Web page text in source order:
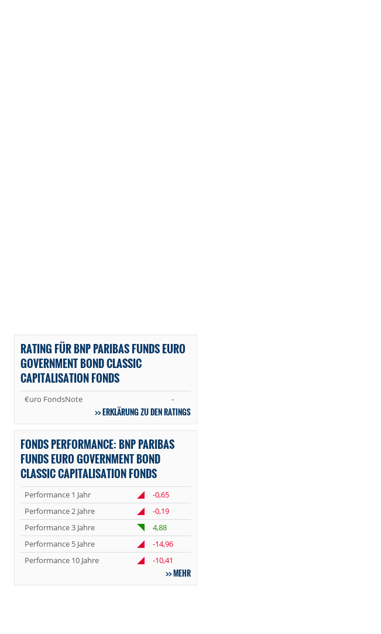
RATING FÜR BNP PARIBAS FUNDS EURO
GOVERNMENT BOND CLASSIC
CAPITALISATION FONDS
€uro FondsNote -
ERKLÄRUNG ZU DEN RATINGS
FONDS PERFORMANCE: BNP PARIBAS
FUNDS EURO GOVERNMENT BOND
CLASSIC CAPITALISATION FONDS
Performance 1 Jahr
-0,65
Performance 2 Jahre
-0,19
Performance 3 Jahre
4,88
Performance 5 Jahre
-14,96
Performance 10 Jahre
-10,41
MEHR